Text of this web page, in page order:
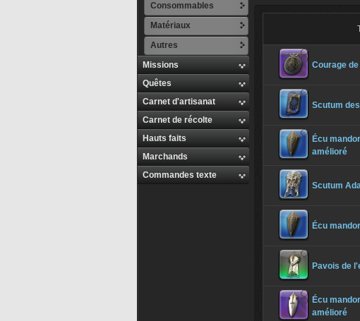
Consommables
Matériaux
Autres
Missions
Quêtes
Carnet d'artisanat
Carnet de récolte
Hauts faits
Marchands
Commandes texte
Courage
Scutum
Écu
amélioré
Scutum
Écu
Pavois de
Écu
amélioré